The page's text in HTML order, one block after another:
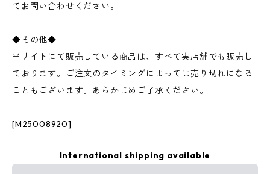
てお問い合わせください。
◆その他◆
当サイトにて販売している商品は、すべて実店舗でも販売し
ております。ご注文のタイミングによっては売り切れになる
こともございます。あらかじめご了承ください。
[M25008920]
International shipping available